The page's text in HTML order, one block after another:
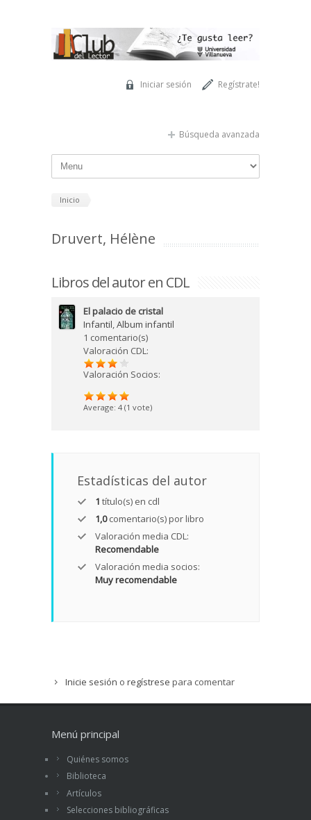
Regístrate!
Iniciar sesión
Búsqueda avanzada
Inicio
Druvert, Hélène
Libros del autor en CDL
El palacio de cristal
Infantil,Album infantil
1 comentario(s)
Valoración CDL:
Valoración Socios:
Average: 4 (1 vote)
Estadísticas del autor
1 título(s) en cdl
1,0comentario(s) por libro
Valoración media CDL:
Recomendable
Valoración media socios:
Muy recomendable
Inicie sesión o regístrese para comentar
Menú principal
Quiénes somos
Biblioteca
Artículos
Selecciones bibliográficas